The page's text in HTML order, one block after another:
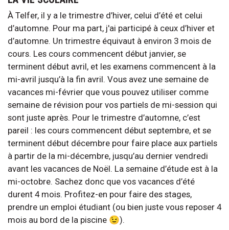
À Telfer, il y a le trimestre d’hiver, celui d’été et celui
d’automne. Pour ma part, j'ai participé à ceux d’hiver et
d’automne. Un trimestre équivaut à environ 3 mois de
cours. Les cours commencent début janvier, se
terminent début avril, et les examens commencent à la
mi-avril jusqu’à la fin avril. Vous avez une semaine de
vacances mi-février que vous pouvez utiliser comme
semaine de révision pour vos partiels de mi-session qui
sont juste après. Pour le trimestre d’automne, c’est
pareil : les cours commencent début septembre, et se
terminent début décembre pour faire place aux partiels
à partir de la mi-décembre, jusqu’au dernier vendredi
avant les vacances de Noël. La semaine d’étude est à la
mi-octobre. Sachez donc que vos vacances d’été
durent 4 mois. Profitez-en pour faire des stages,
prendre un emploi étudiant (ou bien juste vous reposer 4
mois au bord de la piscine 😉).